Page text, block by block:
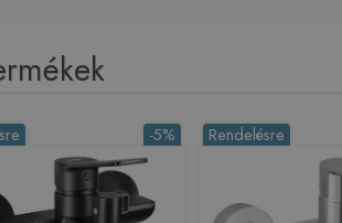
-5% Rendelésre